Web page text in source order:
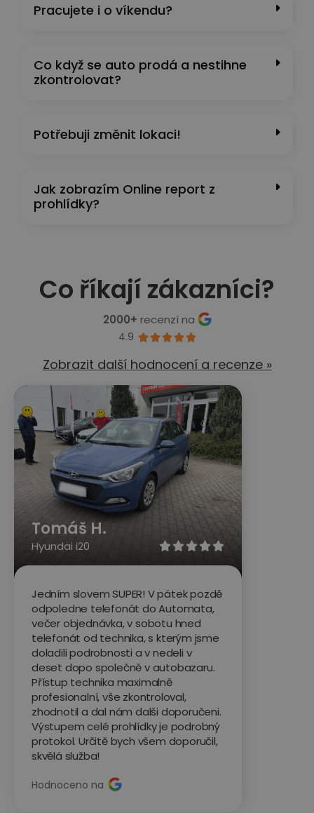
Pracujete i o víkendu?
Co když se auto prodá a nestihne
zkontrolovat?
Potřebuji změnit lokaci!
Jak zobrazím Online report z
prohlídky?
Co říkají zákazníci?
2000+ recenzí na
4.9 
Zobrazit další hodnocení a recenze »
  
Tomáš H.
Hyundai i20
Jedním slovem SUPER! V pátek pozdě
odpoledne telefonát do Automata,
večer objednávka, v sobotu hned
telefonát od technika, s kterým jsme
doladili podrobnosti a v nedeli v
deset dopo společně v autobazaru.
Přístup technika maximalně
profesionalní, vše zkontroloval,
zhodnotil a dal nám dalši doporučeni.
Výstupem celé prohlídky je podrobný
protokol. Určitě bych všem doporučil,
skvělá služba!
Hodnoceno na